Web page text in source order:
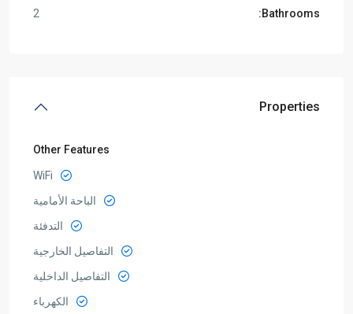
Bathrooms:
2
Properties
Other Features
WiFi
الباحة الأمامية
التدفئة
التفاصيل الخارجية
التفاصيل الداخلية
الكهرباء